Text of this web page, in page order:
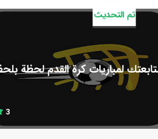
تم التحديث
لمباريات كرة القدم لحظة بلحظة